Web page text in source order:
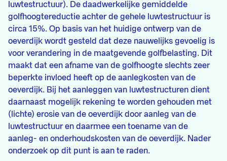
luwtestructuur). De daadwerkelijke gemiddelde
golfhoogtereductie achter de gehele luwtestructuur is
circa 15%. Op basis van het huidige ontwerp van de
oeverdijk wordt gesteld dat deze nauwelijks gevoelig is
voor verandering in de maatgevende golfbelasting. Dit
maakt dat een afname van de golfhoogte slechts zeer
beperkte invloed heeft op de aanlegkosten van de
oeverdijk. Bij het aanleggen van luwtestructuren dient
daarnaast mogelijk rekening te worden gehouden met
(lichte) erosie van de oeverdijk door aanleg van de
luwtestructuur en daarmee een toename van de
aanleg- en onderhoudskosten van de oeverdijk. Nader
onderzoek op dit punt is aan te raden.